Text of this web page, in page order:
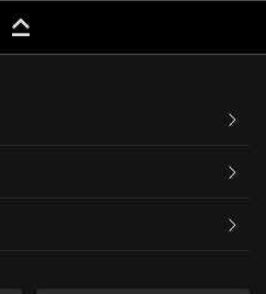
keyboard_capslock